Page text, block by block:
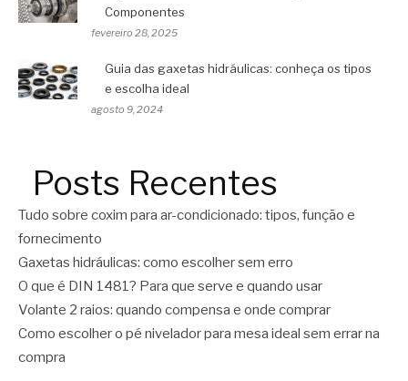
Componentes
fevereiro 28, 2025
Guia das gaxetas hidráulicas: conheça os tipos
e escolha ideal
agosto 9, 2024
Posts Recentes
Tudo sobre coxim para ar-condicionado: tipos, função e
fornecimento
Gaxetas hidráulicas: como escolher sem erro
O que é DIN 1481? Para que serve e quando usar
Volante 2 raios: quando compensa e onde comprar
Como escolher o pé nivelador para mesa ideal sem errar na
compra